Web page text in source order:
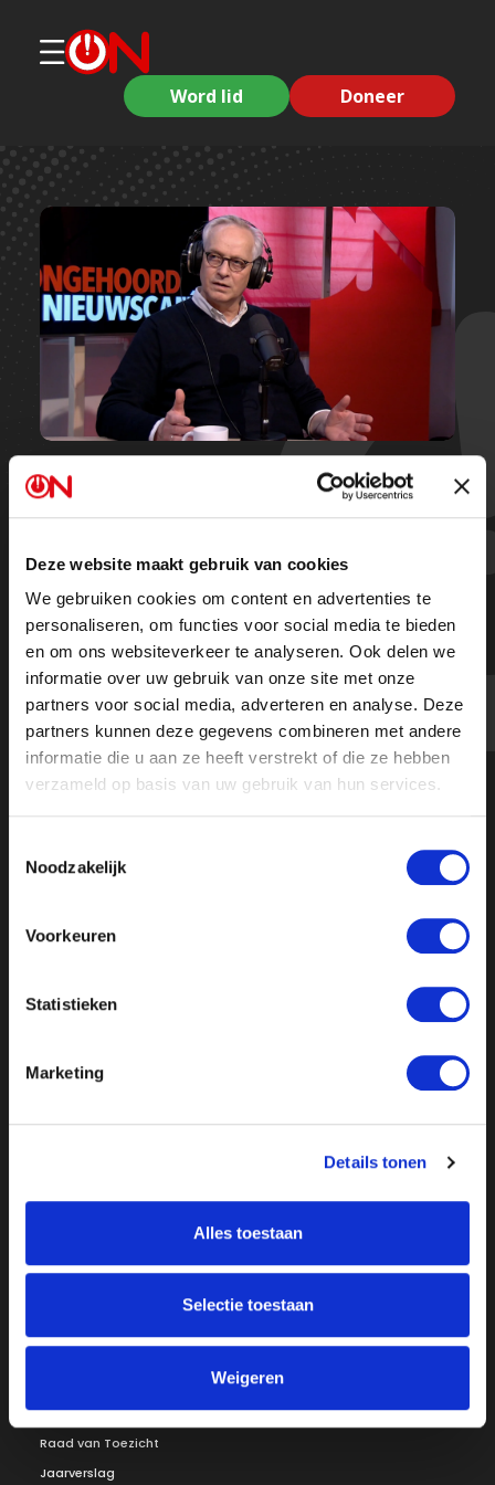
Deze website maakt gebruik van cookies
We gebruiken cookies om content en advertenties te
personaliseren, om functies voor social media te bieden
en om ons websiteverkeer te analyseren. Ook delen we
informatie over uw gebruik van onze site met onze
partners voor social media, adverteren en analyse. Deze
partners kunnen deze gegevens combineren met andere
informatie die u aan ze heeft verstrekt of die ze hebben
verzameld op basis van uw gebruik van hun services.
Noodzakelijk
Voorkeuren
Statistieken
Marketing
Details tonen
Alles toestaan
Selectie toestaan
Weigeren
Word lid Doneer
Korte clips
Historicus Bart Jan Spruyt verklaart
in Ongehoord Nieuwscafé de
(linkse) kloof in de kerk
Beluister de podcast
Onze missie
Inloggen
Steunbetuigingen
Vacatures
Vereniging
Ledenraad
Raad van Toezicht
Jaarverslag
Redactiestatuut
Openbare registers